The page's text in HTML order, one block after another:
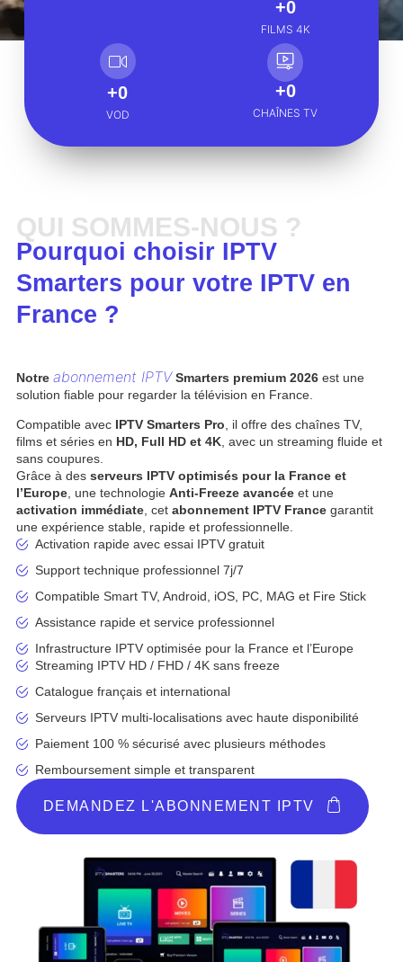
FILMS 4K
+0
VOD
+0
CHAÎNES TV
+0
QUI SOMMES-NOUS ?
Pourquoi choisir IPTV
Smarters pour votre IPTV en
France ?
Notre abonnement IPTVSmarters premium 2026est une
solution fiable pour regarder la télévision en France.
Compatible avec IPTV Smarters Pro, il offre des chaînes TV,
films et séries en HD, Full HD et 4K, avec un streaming fluide et
sans coupures.
Grâce à des serveurs IPTV optimisés pour la France et
l’Europe, une technologie Anti-Freeze avancéeet une
activation immédiate, cet abonnement IPTV Francegarantit
une expérience stable, rapide et professionnelle.
Activation rapide avec essai IPTV gratuit
Support technique professionnel 7j/7
Compatible Smart TV, Android, iOS, PC, MAG et Fire Stick
Assistance rapide et service professionnel
Infrastructure IPTV optimisée pour la France et l’Europe
Streaming IPTV HD / FHD / 4K sans freeze
Catalogue français et international
Serveurs IPTV multi-localisations avec haute disponibilité
Paiement 100 % sécurisé avec plusieurs méthodes
Remboursement simple et transparent
DEMANDEZ L'ABONNEMENT IPTV